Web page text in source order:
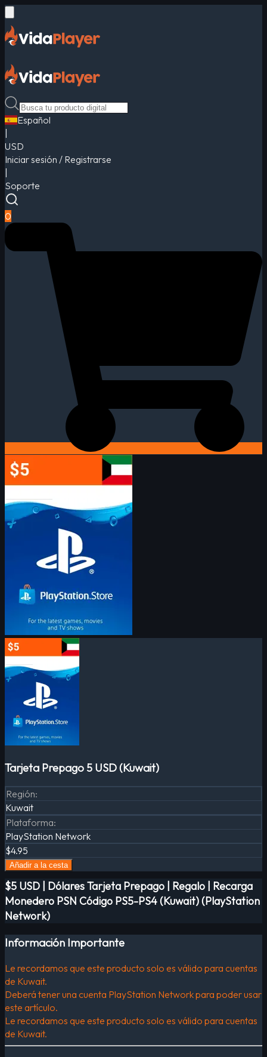
Español
USD
Iniciar sesión / Registrarse
Soporte
0
Tarjeta Prepago 5 USD (Kuwait)
Región:
Kuwait
Plataforma:
PlayStation Network
$4.95
Añadir a la cesta
$5 USD | Dólares Tarjeta Prepago | Regalo | Recarga
Monedero PSN Código PS5-PS4 (Kuwait) (PlayStation
Network)
Información Importante
Le recordamos que este producto solo es válido para cuentas
de Kuwait.
Deberá tener una cuenta PlayStation Network para poder usar
este artículo.
Le recordamos que este producto solo es válido para cuentas
de Kuwait.